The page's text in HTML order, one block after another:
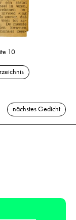
10
nächstes Gedicht